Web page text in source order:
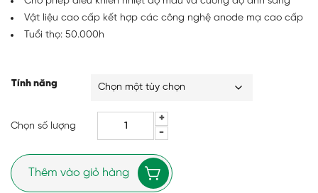
Vật liệu cao cấp kết hợp các công nghệ anode mạ cao cấp
Tuổi thọ: 50.000h
Tính năng
Chọn số lượng
Thêm vào giỏ hàng